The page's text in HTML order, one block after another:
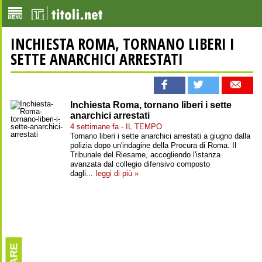
INCHIESTA ROMA, TORNANO LIBERI I
SETTE ANARCHICI ARRESTATI
Inchiesta Roma, tornano liberi i sette
anarchici arrestati
4 settimane fa - IL TEMPO
Tornano liberi i sette anarchici arrestati a giugno dalla
polizia dopo un'indagine della Procura di Roma. Il
Tribunale del Riesame, accogliendo l'istanza
avanzata dal collegio difensivo composto
dagli... leggi di più »